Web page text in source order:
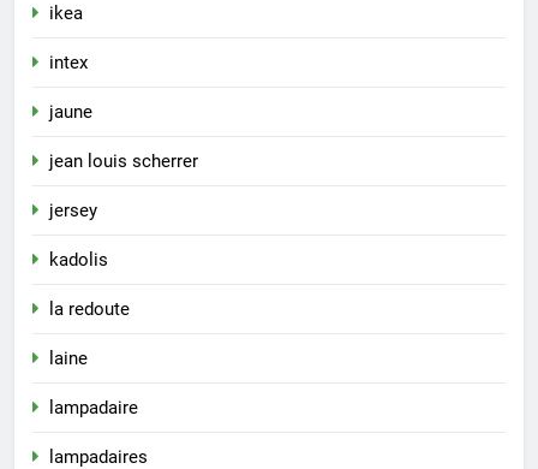
ikea
intex
jaune
jean louis scherrer
jersey
kadolis
la redoute
laine
lampadaire
lampadaires